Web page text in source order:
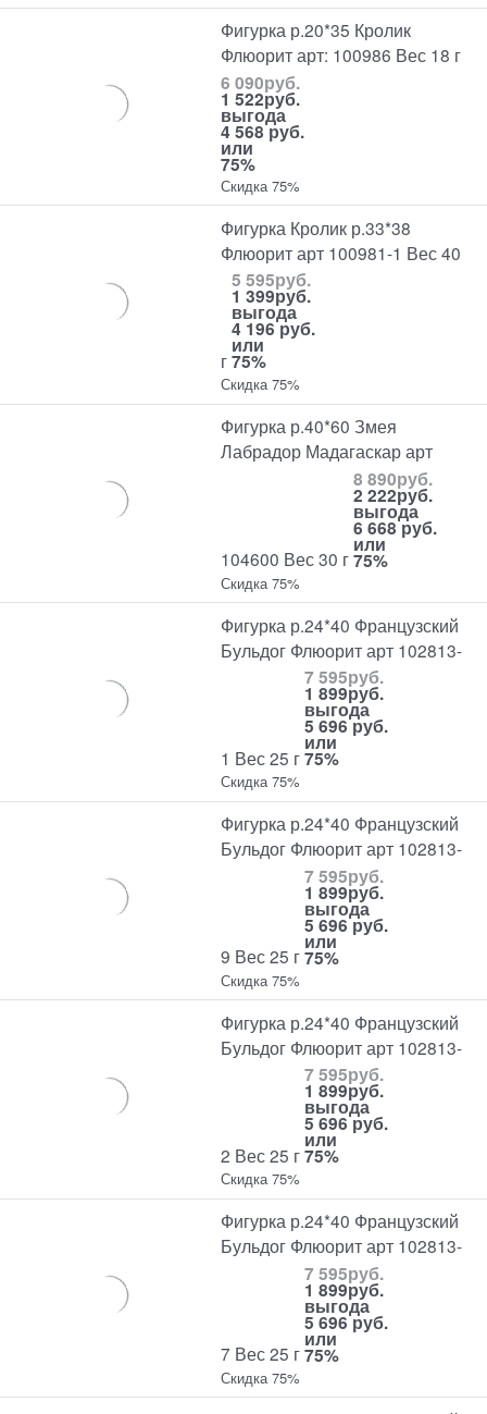
Фигурка р.20*35 Кролик
Флюорит арт: 100986 Вес 18 г
6 090руб.
1 522руб.
выгода
4 568 руб.
или
75%
Скидка 75%
Фигурка Кролик р.33*38
Флюорит арт 100981-1 Вес 40
г
5 595руб.
1 399руб.
выгода
4 196 руб.
или
75%
Скидка 75%
Фигурка р.40*60 Змея
Лабрадор Мадагаскар арт
104600 Вес 30 г
8 890руб.
2 222руб.
выгода
6 668 руб.
или
75%
Скидка 75%
Фигурка р.24*40 Французский
Бульдог Флюорит арт 102813-
1 Вес 25 г
7 595руб.
1 899руб.
выгода
5 696 руб.
или
75%
Скидка 75%
Фигурка р.24*40 Французский
Бульдог Флюорит арт 102813-
9 Вес 25 г
7 595руб.
1 899руб.
выгода
5 696 руб.
или
75%
Скидка 75%
Фигурка р.24*40 Французский
Бульдог Флюорит арт 102813-
2 Вес 25 г
7 595руб.
1 899руб.
выгода
5 696 руб.
или
75%
Скидка 75%
Фигурка р.24*40 Французский
Бульдог Флюорит арт 102813-
7 Вес 25 г
7 595руб.
1 899руб.
выгода
5 696 руб.
или
75%
Скидка 75%